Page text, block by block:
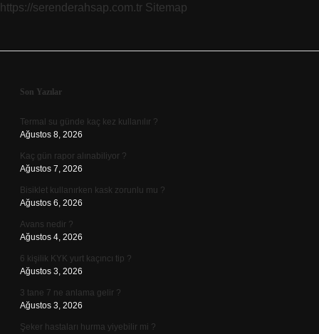
Kaçta
https://serenderahsap.com.tr Sitemap
Sidebar
Son Yazılar
Termal su günde kaç kez kullanılır ?
Ağustos 8, 2026
Kaç gün rapor alınabiliyor ?
Ağustos 7, 2026
Bisiklet kullanırken kask zorunlu mu ?
Ağustos 6, 2026
Avans nedir ?
Ağustos 4, 2026
6 kişilik KYK yurt kaçıncı tip ?
Ağustos 3, 2026
3 tane 7 ne anlama gelir ?
Ağustos 3, 2026
Şeker hastaları hurma yiyebilir mi ?